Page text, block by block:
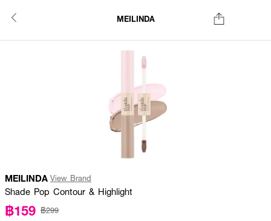
MEILINDA
MEILINDA View Brand
Shade Pop Contour & Highlight
฿159 ฿299